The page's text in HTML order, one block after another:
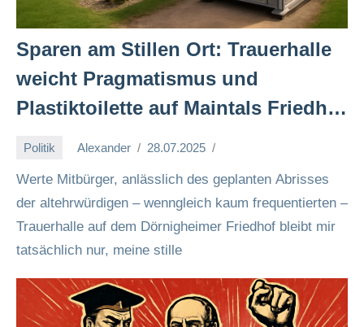
Sparen am Stillen Ort: Trauerhalle
weicht Pragmatismus und
Plastiktoilette auf Maintals Friedhof
Politik Alexander 28.07.2025
Werte Mitbürger, anlässlich des geplanten Abrisses
der altehrwürdigen – wenngleich kaum frequentierten –
Trauerhalle auf dem Dörnigheimer Friedhof bleibt mir
tatsächlich nur, meine stille